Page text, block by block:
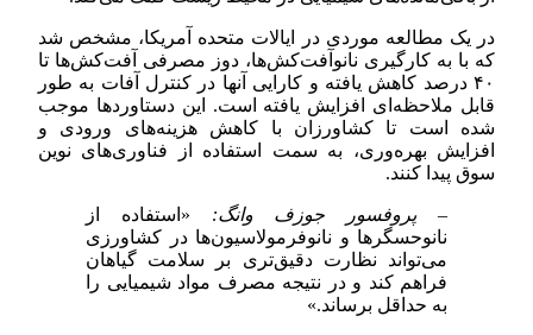
در یک مطالعه موردی در ایالات متحده آمریکا، مشخص شد
که با به کارگیری نانوآفت‌کش‌ها، دوز مصرفی آفت‌کش‌ها تا
۴۰ درصد کاهش یافته و کارایی آنها در کنترل آفات به طور
قابل ملاحظه‌ای افزایش یافته است. این دستاوردها موجب
شده است تا کشاورزان با کاهش هزینه‌های ورودی و
افزایش بهره‌وری، به سمت استفاده از فناوری‌های نوین
سوق پیدا کنند.
– پروفسور جوزف وانگ: «استفاده از
نانوحسگرها و نانوفرمولاسیون‌ها در کشاورزی
می‌تواند نظارت دقیق‌تری بر سلامت گیاهان
فراهم کند و در نتیجه مصرف مواد شیمیایی را
به حداقل برساند.»